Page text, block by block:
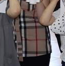
Нажимая
данных.